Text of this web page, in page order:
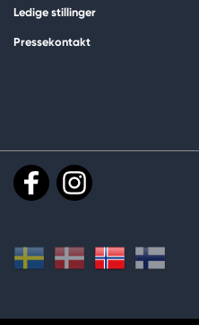
Ledige stillinger
Pressekontakt